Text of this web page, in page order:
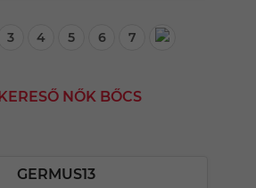
3 4 5 6 7
NŐK BŐCS
GERMUS13